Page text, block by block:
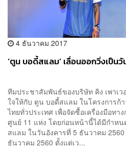
4 ธันวาคม 2017
‘ตูน บอดี้สแลม’ เลื่อนออกวิ่งเป็น
ทีมประชาสัมพันธ์ของบริษัท คิง เพาเว
ใจให้กับ ตูน บอดี้สแลม ในโครงการก้
ไทยทั่วประเทศ เพื่อจัดซื้อเครื่องมือทา
ศูนย์ 11 แห่ง โดยก่อนหน้านี้ได้มีกำหน
สแลม ในวันอังคารที่ 5 ธันวาคม
ธันวาคม 2560 ตั้งแต่เว...